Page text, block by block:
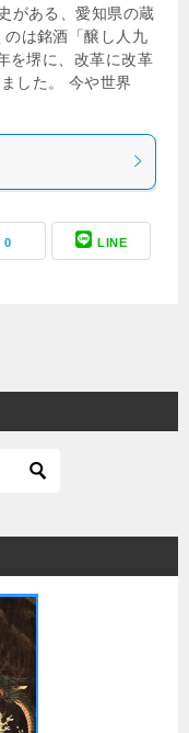
がある、愛知県の蔵
は銘酒「醸し人九
を堺に、改革に改革
した。 今や世界
0 LINE